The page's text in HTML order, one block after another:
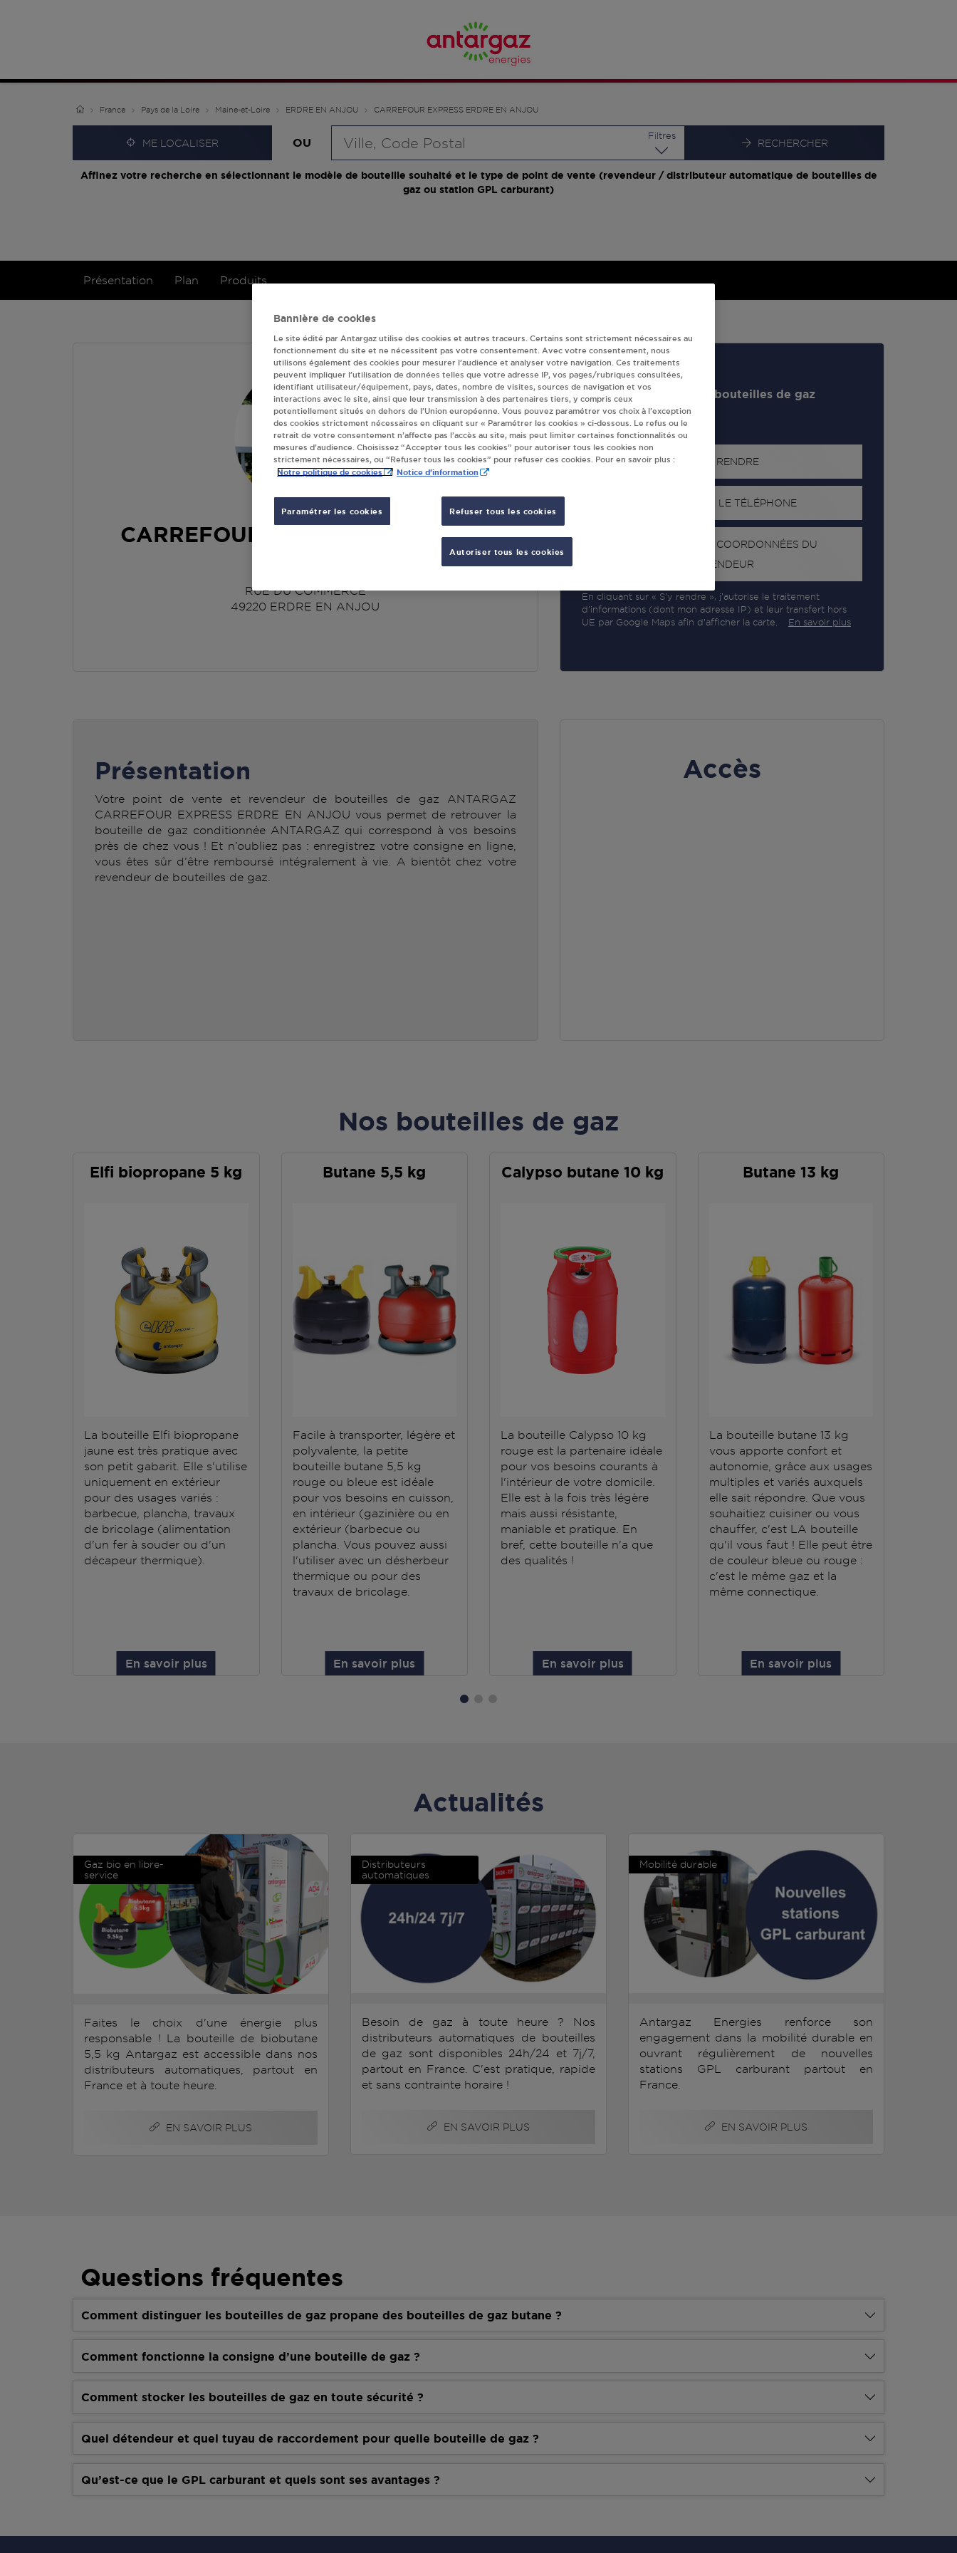
France Pays de la Loire Maine-et-Loire ERDRE EN ANJOU CARREFOUR EXPRESS ERDRE EN ANJOU
ME LOCALISER OU
Filtres
RECHERCHER
Affinez votre recherche en sélectionnant le modèle de bouteille souhaité et le type de point de vente (revendeur / distributeur automatique de bouteilles de
gaz ou station GPL carburant)
Présentation Plan Produits
CARREFOUR EXPRESS ERDRE EN
RUE DU COMMERCE
49220 ERDRE EN ANJOU
Revendeur de bouteilles de gaz
S'Y RENDRE
AFFICHER LE TÉLÉPHONE
RECEVOIR LES COORDONNÉES DU
REVENDEUR
En cliquant sur « S’y rendre », j’autorise le traitement
d’informations (dont mon adresse IP) et leur transfert hors
UE par Google Maps afin d’afficher la carte.
En savoir plus
Accès
Présentation
Votre point de vente et revendeur de bouteilles de gaz ANTARGAZ
CARREFOUR EXPRESS ERDRE EN ANJOU vous permet de retrouver la
bouteille de gaz conditionnée ANTARGAZ qui correspond à vos besoins
près de chez vous ! Et n’oubliez pas : enregistrez votre consigne en ligne,
vous êtes sûr d’être remboursé intégralement à vie. A bientôt chez votre
revendeur de bouteilles de gaz.
Nos bouteilles de gaz
Elfi biopropane 5 kg
La bouteille Elfi biopropane
jaune est très pratique avec
son petit gabarit. Elle s'utilise
uniquement en extérieur
pour des usages variés :
barbecue, plancha, travaux
de bricolage (alimentation
d'un fer à souder ou d'un
décapeur thermique).
En savoir plus
Butane 5,5 kg
Facile à transporter, légère et
polyvalente, la petite
bouteille butane 5,5 kg
rouge ou bleue est idéale
pour vos besoins en cuisson,
en intérieur (gazinière ou en
extérieur (barbecue ou
plancha. Vous pouvez aussi
l'utiliser avec un désherbeur
thermique ou pour des
travaux de bricolage.
En savoir plus
Calypso butane 10 kg
La bouteille Calypso 10 kg
rouge est la partenaire idéale
pour vos besoins courants à
l'intérieur de votre domicile.
Elle est à la fois très légère
mais aussi résistante,
maniable et pratique. En
bref, cette bouteille n'a que
des qualités !
En savoir plus
Butane 13 kg
La bouteille butane 13 kg
vous apporte confort et
autonomie, grâce aux usages
multiples et variés auxquels
elle sait répondre. Que vous
souhaitiez cuisiner ou vous
chauffer, c'est LA bouteille
qu'il vous faut ! Elle peut être
de couleur bleue ou rouge :
c'est le même gaz et la
même connectique.
En savoir plus
Actualités
Gaz bio en libre-
service
Faites le choix d'une énergie plus
responsable ! La bouteille de biobutane
5,5 kg Antargaz est accessible dans nos
distributeurs automatiques, partout en
France et à toute heure.
EN SAVOIR PLUS
Distributeurs
automatiques
Besoin de gaz à toute heure ? Nos
distributeurs automatiques de bouteilles
de gaz sont disponibles 24h/24 et 7j/7,
partout en France. C'est pratique, rapide
et sans contrainte horaire !
EN SAVOIR PLUS
Mobilité durable
Antargaz Energies renforce son
engagement dans la mobilité durable en
ouvrant régulièrement de nouvelles
stations GPL carburant partout en
France.
EN SAVOIR PLUS
Questions fréquentes
Comment distinguer les bouteilles de gaz propane des bouteilles de gaz butane ?
Comment fonctionne la consigne d’une bouteille de gaz ?
Comment stocker les bouteilles de gaz en toute sécurité ?
Quel détendeur et quel tuyau de raccordement pour quelle bouteille de gaz ?
Qu’est-ce que le GPL carburant et quels sont ses avantages ?
Bannière de cookies
Le site édité par Antargaz utilise des cookies et autres traceurs. Certains sont strictement nécessaires au
fonctionnement du site et ne nécessitent pas votre consentement. Avec votre consentement, nous
utilisons également des cookies pour mesurer l’audience et analyser votre navigation. Ces traitements
peuvent impliquer l’utilisation de données telles que votre adresse IP, vos pages/rubriques consultées,
identifiant utilisateur/équipement, pays, dates, nombre de visites, sources de navigation et vos
interactions avec le site, ainsi que leur transmission à des partenaires tiers, y compris ceux
potentiellement situés en dehors de l’Union européenne. Vous pouvez paramétrer vos choix à l’exception
des cookies strictement nécessaires en cliquant sur « Paramétrer les cookies » ci-dessous. Le refus ou le
retrait de votre consentement n’affecte pas l’accès au site, mais peut limiter certaines fonctionnalités ou
mesures d’audience. Choisissez “Accepter tous les cookies” pour autoriser tous les cookies non
strictement nécessaires, ou “Refuser tous les cookies” pour refuser ces cookies. Pour en savoir plus :
Notre politique de cookies Notice d'information
Paramétrer les cookies Refuser tous les cookies
Autoriser tous les cookies